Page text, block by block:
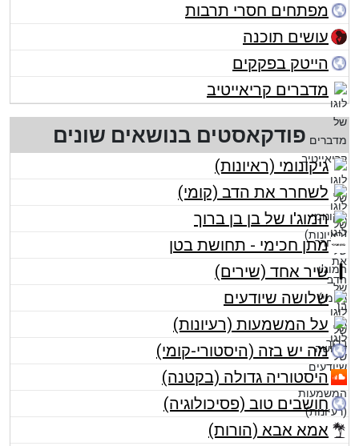
מפתחים חסרי תרבות
עושים תוכנה
הייטק בפקקים
מדברים קריאייטיב
פודקאסטים בנושאים שונים
גיקונומי (ראיונות)
לשחרר את הדב (קומי)
המוג'ו של בן בן ברוך
מתן חכימי - תחושת בטן
שיר אחד (שירים)
שלושה שיודעים
על המשמעות (רעיונות)
מה יש בזה (היסטורי-קומי)
היסטוריה גדולה (בקטנה)
חושבים טוב (פסיכולוגיה)
אמא אבא (הורות)